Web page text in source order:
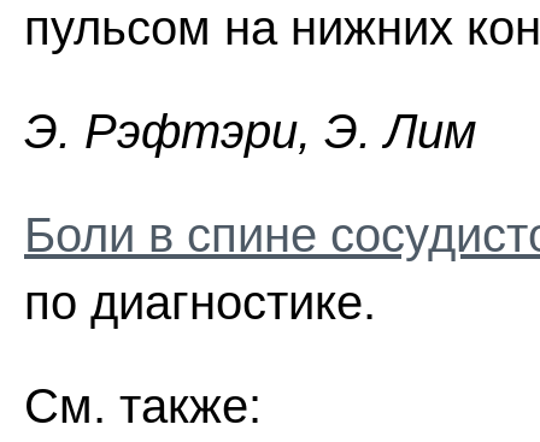
пульсом на нижних
Э. Pэфтэpи, Э. Лим
Боли в спине
по диагностике.
См. также: